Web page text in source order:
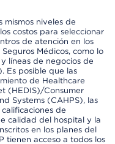
mismos niveles de
costos para seleccionar
de atención en los
Médicos, como lo
líneas de negocios de
Es posible que las
de Healthcare
(HEDIS)/Consumer
Systems (CAHPS), las
de
calidad del hospital y la
en los planes del
tienen acceso a todos los